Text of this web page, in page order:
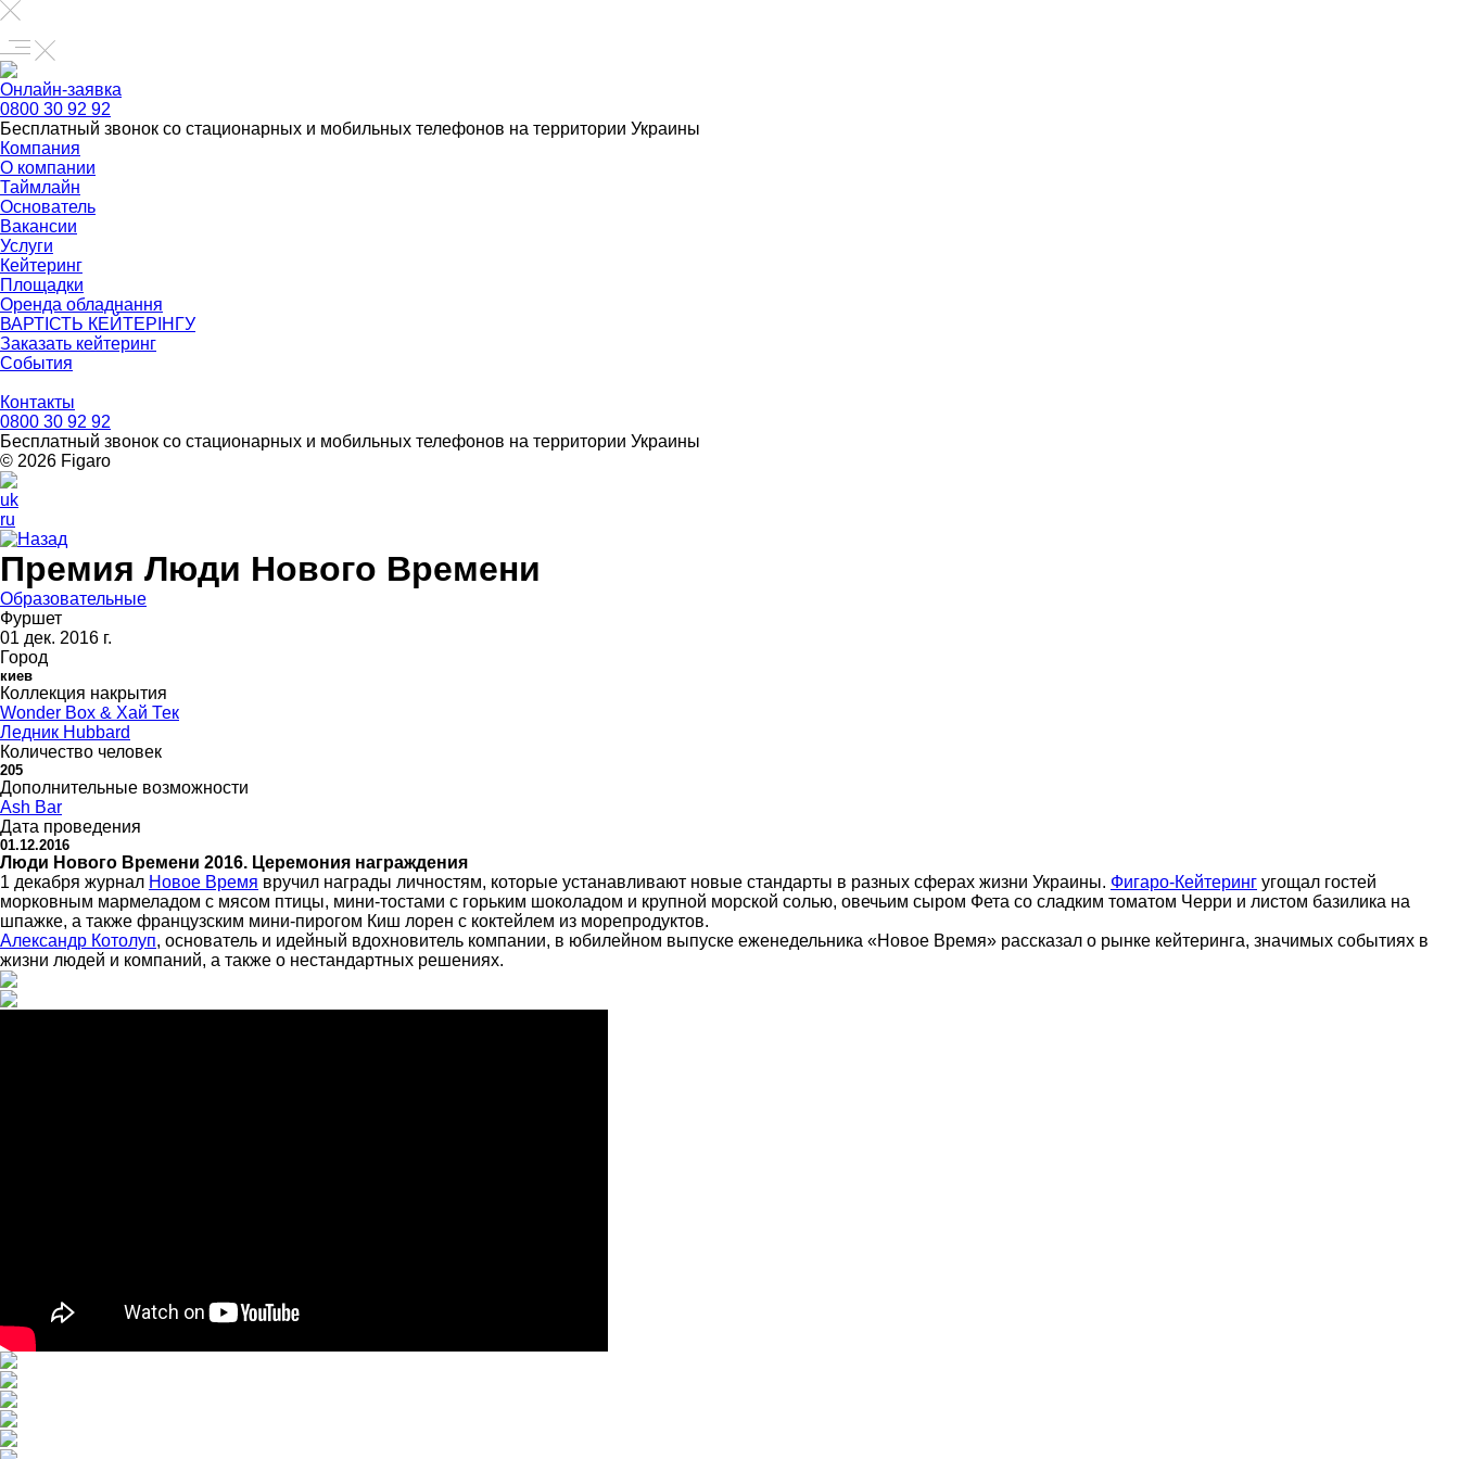
Онлайн-заявка
0800 30 92 92
Бесплатный звонок со стационарных и мобильных телефонов на территории Украины
Компания
О компании
Таймлайн
Основатель
Вакансии
Услуги
Кейтеринг
Площадки
Оренда обладнання
ВАРТІСТЬ КЕЙТЕРІНГУ
Заказать кейтеринг
События
Контакты
0800 30 92 92
Бесплатный звонок со стационарных и мобильных телефонов на территории Украины
© 2026 Figarо
uk
ru
Назад
Премия Люди Нового Времени
Образовательные
Фуршет
01 дек. 2016 г.
Город
киев
Коллекция накрытия
Wonder Box & Хай Тек
Ледник Hubbard
Количество человек
205
Дополнительные возможности
Ash Bar
Дата проведения
01.12.2016
Люди Нового Времени 2016. Церемония награждения
1 декабря журнал Новое Время вручил награды личностям, которые устанавливают новые стандарты в разных сферах жизни Украины. Фигаро-Кейтеринг угощал гостей
морковным мармеладом с мясом птицы, мини-тостами с горьким шоколадом и крупной морской солью, овечьим сыром Фета со сладким томатом Черри и листом базилика на
шпажке, а также французским мини-пирогом Киш лорен с коктейлем из морепродуктов.
Александр Котолуп, основатель и идейный вдохновитель компании, в юбилейном выпуске еженедельника «Новое Время» рассказал о рынке кейтеринга, значимых событиях в
жизни людей и компаний, а также о нестандартных решениях.